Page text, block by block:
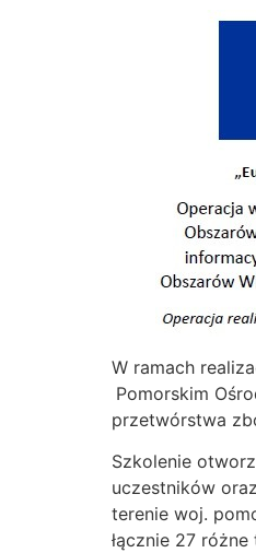
W ramach
Pomorskim
przetwórstwa
Szkolenie
uczestników
terenie woj.
łącznie 27